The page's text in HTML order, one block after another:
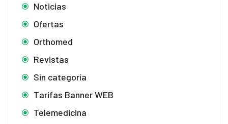
Noticias
Ofertas
Orthomed
Revistas
Sin categoría
Tarifas Banner WEB
Telemedicina